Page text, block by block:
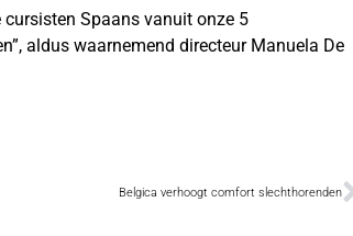
Spaans vanuit onze 5
aldus waarnemend directeur Manuela De
Belgica verhoogt comfort slechthorenden